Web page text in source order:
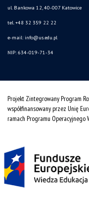
ul. Bankowa 12, 40-007 Katowice
tel. +48 32 359 22 22
e-mail: info@us.edu.pl
NIP: 634-019-71-34
Projekt Zintegrowany Program
współfinansowany przez Unię
ramach Programu Operacyjnego